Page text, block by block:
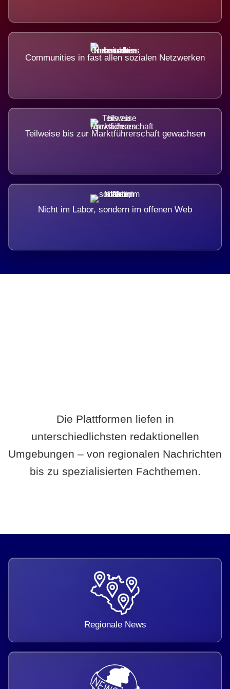
Communities in fast allen sozialen Netzwerken
Teilweise bis zur Marktführerschaft gewachsen
Nicht im Labor, sondern im offenen Web
Die Plattformen liefen in
unterschiedlichsten redaktionellen
Umgebungen – von regionalen Nachrichten
bis zu spezialisierten Fachthemen.
Regionale News